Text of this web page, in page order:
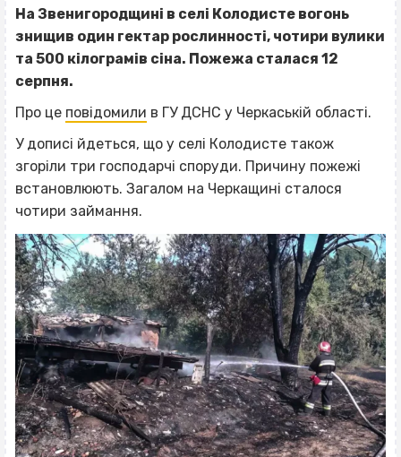
На Звенигородщині в селі Колодисте вогонь
знищив один гектар рослинності, чотири вулики
та 500 кілограмів сіна. Пожежа сталася 12
серпня.
Про це повідомили в ГУ ДСНС у Черкаській області.
У дописі йдеться, що у селі Колодисте також
згоріли три господарчі споруди. Причину пожежі
встановлюють. Загалом на Черкащині сталося
чотири займання.